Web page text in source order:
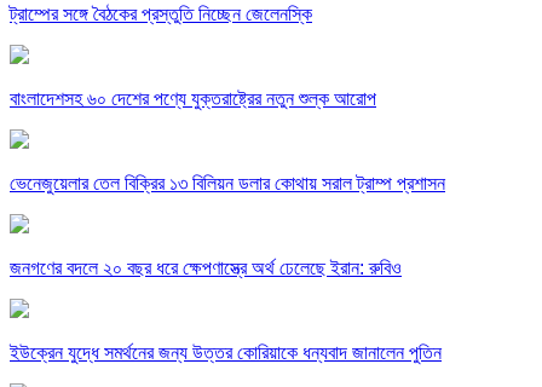
ট্রাম্পের সঙ্গে বৈঠকের প্রস্তুতি নিচ্ছেন জেলেনস্কি
বাংলাদেশসহ ৬০ দেশের পণ্যে যুক্তরাষ্ট্রের নতুন শুল্ক আরোপ
ভেনেজুয়েলার তেল বিক্রির ১৩ বিলিয়ন ডলার কোথায় সরাল ট্রাম্প প্রশাসন
জনগণের বদলে ২০ বছর ধরে ক্ষেপণাস্ত্রে অর্থ ঢেলেছে ইরান: রুবিও
ইউক্রেন যুদ্ধে সমর্থনের জন্য উত্তর কোরিয়াকে ধন্যবাদ জানালেন পুতিন